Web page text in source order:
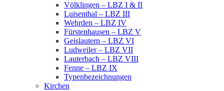
Völklingen – LBZ I & II
Luisenthal – LBZ III
Wehrden – LBZ IV
Fürstenhausen – LBZ V
Geislautern – LBZ VI
Ludweiler – LBZ VII
Lauterbach – LBZ VIII
Fenne – LBZ IX
Typenbezeichnungen
Kirchen